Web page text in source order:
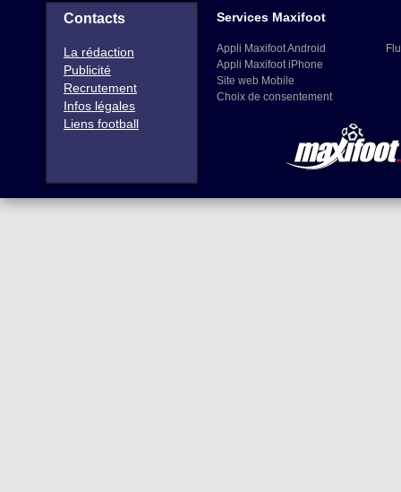
Contacts
La rédaction
Publicité
Recrutement
Infos légales
Liens football
Services Maxifoot
Appli Maxifoot Android
Appli Maxifoot iPhone
Site web Mobile
Choix de consentement